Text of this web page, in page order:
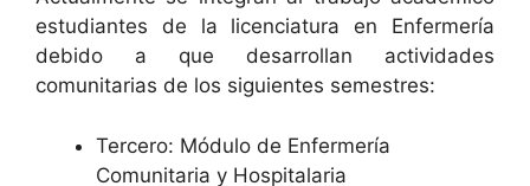
estudiantes de la licenciatura en Enfermería
debido a que desarrollan actividades
comunitarias de los siguientes semestres:
Tercero: Módulo de Enfermería
Comunitaria y Hospitalaria